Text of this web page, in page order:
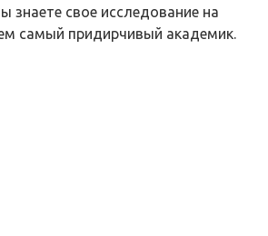
знаете свое исследование на
самый придирчивый академик.